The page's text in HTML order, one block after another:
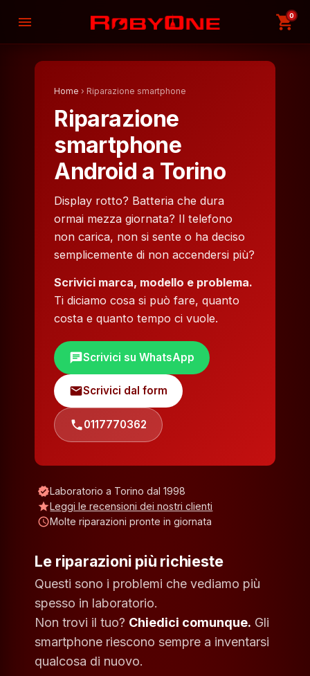
menu shopping_cart
0
Home › Riparazione smartphone
Riparazione
smartphone
Android a Torino
Display rotto? Batteria che dura
ormai mezza giornata? Il telefono
non carica, non si sente o ha deciso
semplicemente di non accendersi più?
Scrivici marca, modello e problema.
Ti diciamo cosa si può fare, quanto
costa e quanto tempo ci vuole.
chatScrivici su WhatsApp
mailScrivici dal form
phone0117770362
verifiedLaboratorio a Torino dal 1998
starLeggi le recensioni dei nostri clienti
scheduleMolte riparazioni pronte in giornata
Le riparazioni più richieste
Questi sono i problemi che vediamo più
spesso in laboratorio.
Non trovi il tuo? Chiedici comunque. Gli
smartphone riescono sempre a inventarsi
qualcosa di nuovo.